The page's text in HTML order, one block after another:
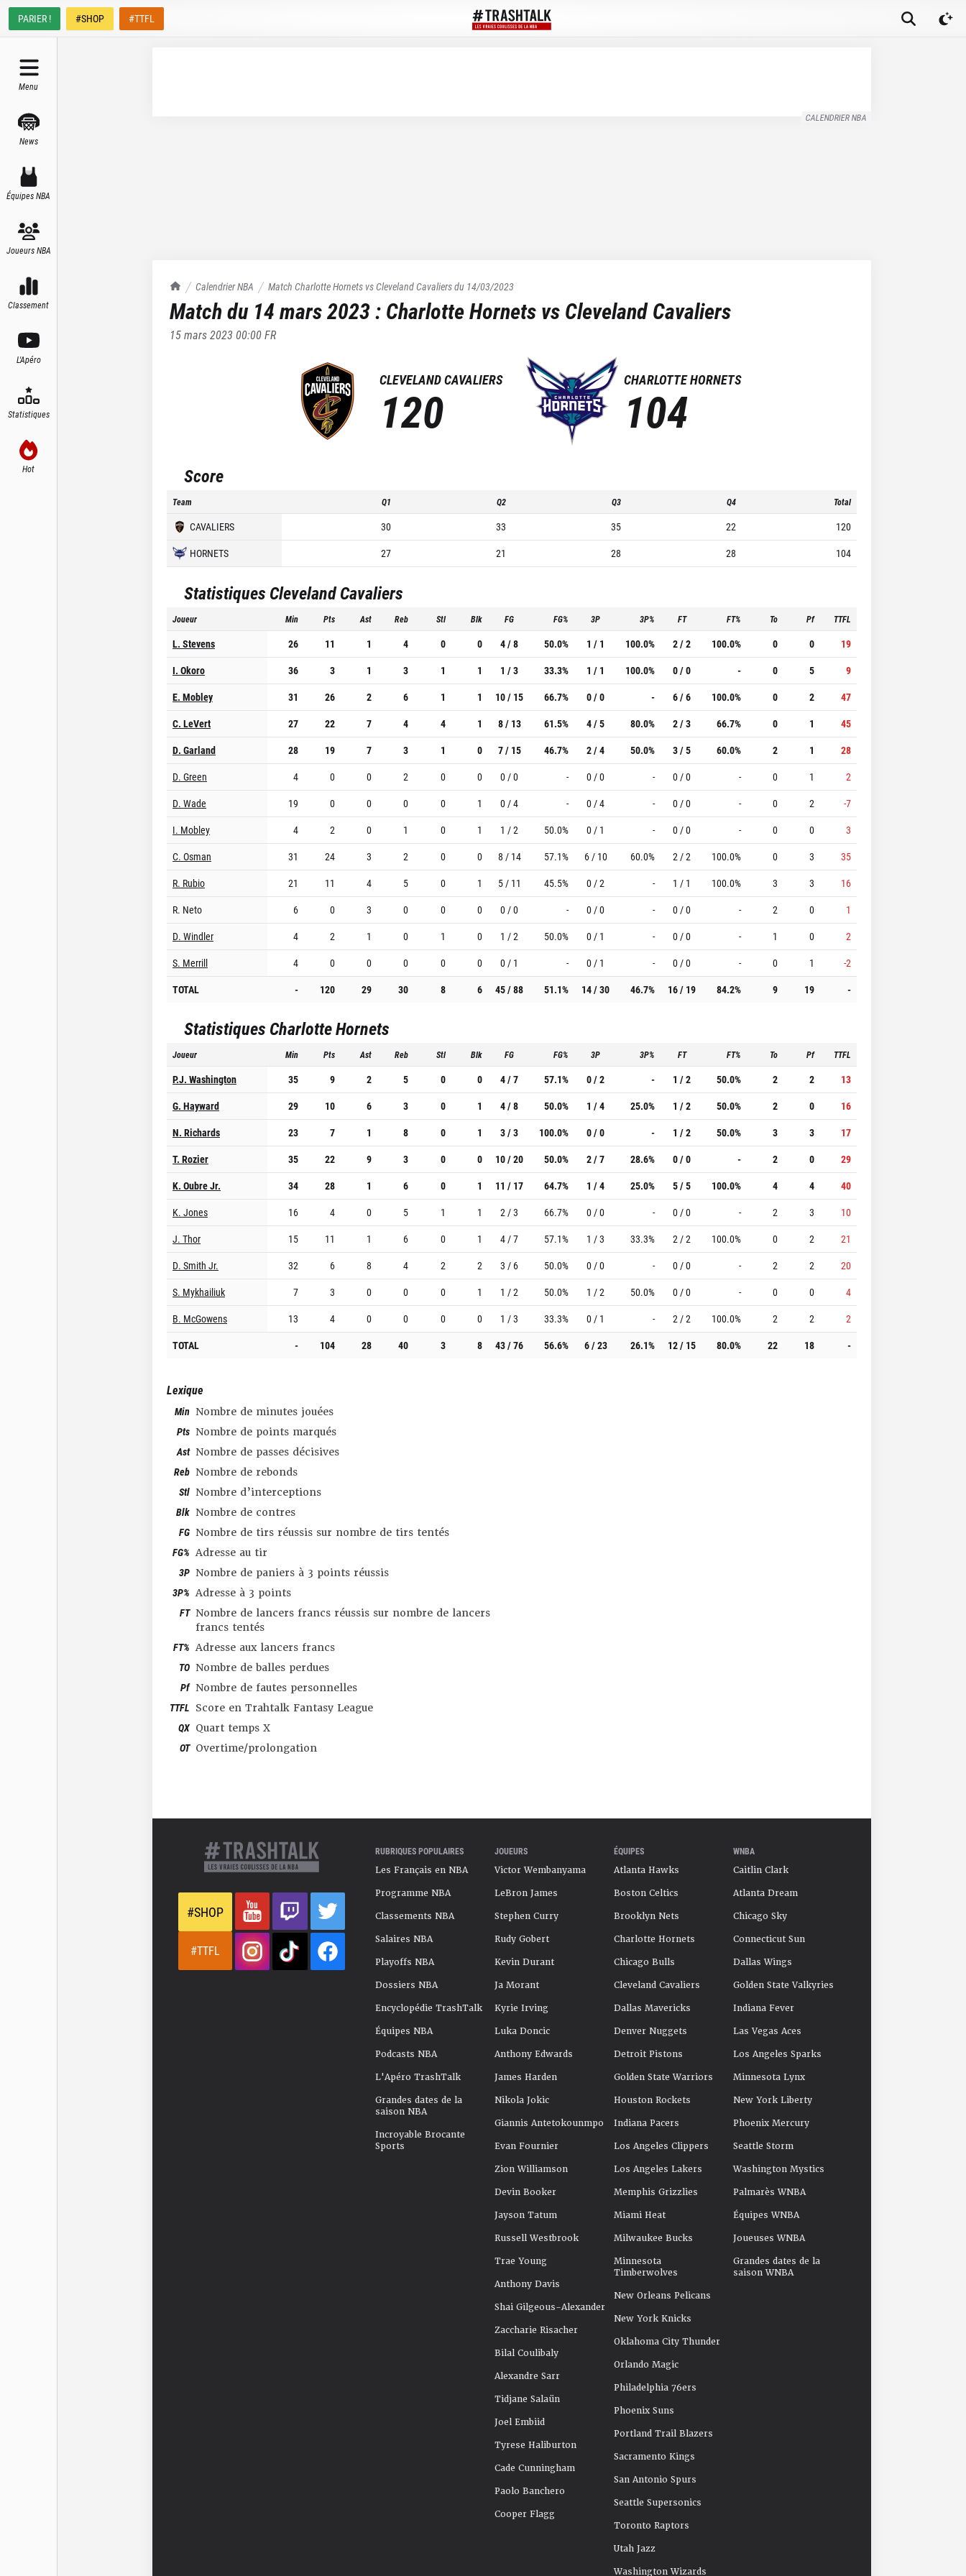
PARIER ! #SHOP #TTFL
Menu
News
Équipes NBA
Joueurs NBA
Classement
L'Apéro
Statistiques
Hot
CALENDRIER NBA
TrashTalk Actu NBA
Calendrier NBA Match Charlotte Hornets vsCleveland Cavaliersdu 14/03/2023
Match du 14 mars 2023: Charlotte Hornets vs Cleveland Cavaliers
15 mars 2023 00:00FR
CLEVELAND CAVALIERS
120
CHARLOTTE HORNETS
104
Score
Team Q1 Q2 Q3 Q4 Total
CAVALIERS 30 33 35 22
120
HORNETS
27 21 28 28 104
Statistiques Cleveland Cavaliers
Joueur Min Pts Ast Reb Stl Blk FG FG% 3P 3P% FT FT% To Pf TTFL
L. Stevens 26 11 1 4 0 0 4 / 8 50.0% 1 / 1 100.0% 2 / 2 100.0% 0 0
19
I. Okoro
36 3 1 3 1 1 1 / 3 33.3% 1 / 1 100.0% 0 / 0 - 0 5
9
E. Mobley
31 26 2 6 1 1 10 / 15 66.7% 0 / 0 - 6 / 6 100.0% 0 2
47
C. LeVert
27 22 7 4 4 1 8 / 13 61.5% 4 / 5 80.0% 2 / 3 66.7% 0 1
45
D. Garland
28 19 7 3 1 0 7 / 15 46.7% 2 / 4 50.0% 3 / 5 60.0% 2 1
28
D. Green
4 0 0 2 0 0 0 / 0 - 0 / 0 - 0 / 0 - 0 1
2
D. Wade
19 0 0 0 0 1 0 / 4 - 0 / 4 - 0 / 0 - 0 2
-7
I. Mobley
4 2 0 1 0 1 1 / 2 50.0% 0 / 1 - 0 / 0 - 0 0
3
C. Osman
31 24 3 2 0 0 8 / 14 57.1% 6 / 10 60.0% 2 / 2 100.0% 0 3
35
R. Rubio
21 11 4 5 0 1 5 / 11 45.5% 0 / 2 - 1 / 1 100.0% 3 3
16
R. Neto
6 0 3 0 0 0 0 / 0 - 0 / 0 - 0 / 0 - 2 0
1
D. Windler
4 2 1 0 1 0 1 / 2 50.0% 0 / 1 - 0 / 0 - 1 0
2
S. Merrill
4 0 0 0 0 0 0 / 1 - 0 / 1 - 0 / 0 - 0 1
-2
TOTAL
- 120 29 30 8 6 45 / 88 51.1% 14 / 30 46.7% 16 / 19 84.2% 9 19 -
Statistiques Charlotte Hornets
Joueur Min Pts Ast Reb Stl Blk FG FG% 3P 3P% FT FT% To Pf TTFL
P.J. Washington 35 9 2 5 0 0 4 / 7 57.1% 0 / 2 - 1 / 2 50.0% 2 2
13
G. Hayward
29 10 6 3 0 1 4 / 8 50.0% 1 / 4 25.0% 1 / 2 50.0% 2 0
16
N. Richards
23 7 1 8 0 1 3 / 3 100.0% 0 / 0 - 1 / 2 50.0% 3 3
17
T. Rozier
35 22 9 3 0 0 10 / 20 50.0% 2 / 7 28.6% 0 / 0 - 2 0
29
K. Oubre Jr.
34 28 1 6 0 1 11 / 17 64.7% 1 / 4 25.0% 5 / 5 100.0% 4 4
40
K. Jones
16 4 0 5 1 1 2 / 3 66.7% 0 / 0 - 0 / 0 - 2 3
10
J. Thor
15 11 1 6 0 1 4 / 7 57.1% 1 / 3 33.3% 2 / 2 100.0% 0 2
21
D. Smith Jr.
32 6 8 4 2 2 3 / 6 50.0% 0 / 0 - 0 / 0 - 2 2
20
S. Mykhailiuk
7 3 0 0 0 1 1 / 2 50.0% 1 / 2 50.0% 0 / 0 - 0 0
4
B. McGowens
13 4 0 0 0 0 1 / 3 33.3% 0 / 1 - 2 / 2 100.0% 2 2
2
TOTAL
- 104 28 40 3 8 43 / 76 56.6% 6 / 23 26.1% 12 / 15 80.0% 22 18 -
Lexique
Min Nombre de minutes jouées
Pts Nombre de points marqués
Ast Nombre de passes décisives
Reb Nombre de rebonds
Stl Nombre d’interceptions
Blk Nombre de contres
FG Nombre de tirs réussis sur nombre de tirs tentés
FG% Adresse au tir
3P Nombre de paniers à 3 points réussis
3P% Adresse à 3 points
FT Nombre de lancers francs réussis sur nombre de lancers
francs tentés
FT% Adresse aux lancers francs
TO Nombre de balles perdues
Pf Nombre de fautes personnelles
TTFL Score en Trahtalk Fantasy League
QX Quart temps X
OT Overtime/prolongation
#SHOP
#TTFL
RUBRIQUES POPULAIRES
Les Français en NBA
Programme NBA
Classements NBA
Salaires NBA
Playoffs NBA
Dossiers NBA
Encyclopédie TrashTalk
Équipes NBA
Podcasts NBA
L'Apéro TrashTalk
Grandes dates de la
saison NBA
Incroyable Brocante
Sports
JOUEURS
Victor Wembanyama
LeBron James
Stephen Curry
Rudy Gobert
Kevin Durant
Ja Morant
Kyrie Irving
Luka Doncic
Anthony Edwards
James Harden
Nikola Jokic
Giannis Antetokounmpo
Evan Fournier
Zion Williamson
Devin Booker
Jayson Tatum
Russell Westbrook
Trae Young
Anthony Davis
Shai Gilgeous-Alexander
Zaccharie Risacher
Bilal Coulibaly
Alexandre Sarr
Tidjane Salaün
Joel Embiid
Tyrese Haliburton
Cade Cunningham
Paolo Banchero
Cooper Flagg
ÉQUIPES
Atlanta Hawks
Boston Celtics
Brooklyn Nets
Charlotte Hornets
Chicago Bulls
Cleveland Cavaliers
Dallas Mavericks
Denver Nuggets
Detroit Pistons
Golden State Warriors
Houston Rockets
Indiana Pacers
Los Angeles Clippers
Los Angeles Lakers
Memphis Grizzlies
Miami Heat
Milwaukee Bucks
Minnesota
Timberwolves
New Orleans Pelicans
New York Knicks
Oklahoma City Thunder
Orlando Magic
Philadelphia 76ers
Phoenix Suns
Portland Trail Blazers
Sacramento Kings
San Antonio Spurs
Seattle Supersonics
Toronto Raptors
Utah Jazz
Washington Wizards
WNBA
Caitlin Clark
Atlanta Dream
Chicago Sky
Connecticut Sun
Dallas Wings
Golden State Valkyries
Indiana Fever
Las Vegas Aces
Los Angeles Sparks
Minnesota Lynx
New York Liberty
Phoenix Mercury
Seattle Storm
Washington Mystics
Palmarès WNBA
Équipes WNBA
Joueuses WNBA
Grandes dates de la
saison WNBA